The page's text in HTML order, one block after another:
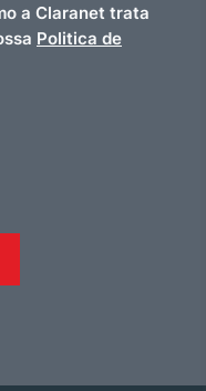
a Claranet trata
Politica de